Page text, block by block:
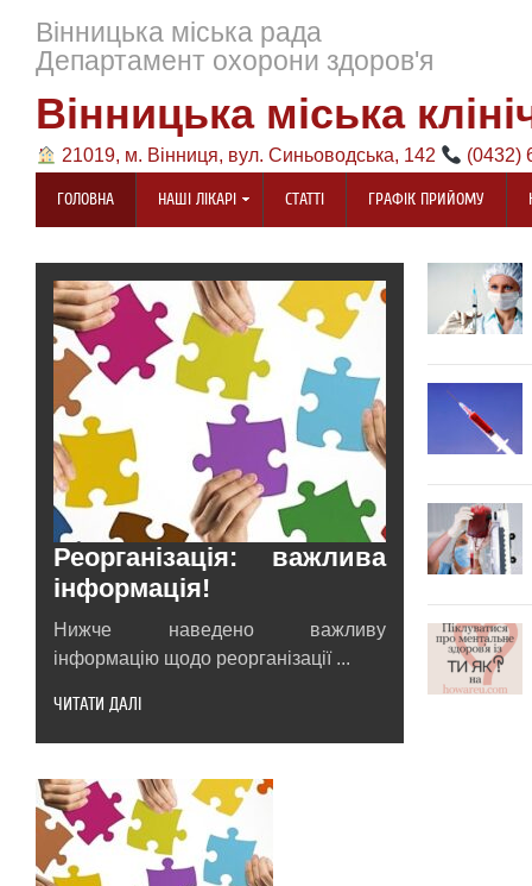
Вінницька міська рада
Департамент охорони здоров'я
Вінницька міська
21019, м. Вінниця, вул. Синьоводська, 142 (0432)
ГОЛОВНА НАШІ ЛІКАРІ СТАТТІ ГРАФІК ПРИЙОМУ
Реорганізація: важлива
інформація!
Нижче наведено важливу
інформацію щодо реорганізації ...
ЧИТАТИ ДАЛІ